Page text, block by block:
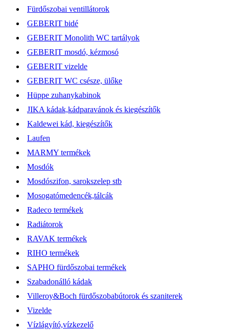
Fürdőszobai ventillátorok
GEBERIT bidé
GEBERIT Monolith WC tartályok
GEBERIT mosdó, kézmosó
GEBERIT vizelde
GEBERIT WC csésze, ülőke
Hüppe zuhanykabinok
JIKA kádak,kádparavánok és kiegészítők
Kaldewei kád, kiegészítők
Laufen
MARMY termékek
Mosdók
Mosdószifon, sarokszelep stb
Mosogatómedencék,tálcák
Radeco termékek
Radiátorok
RAVAK termékek
RIHO termékek
SAPHO fürdőszobai termékek
Szabadonálló kádak
Villeroy&Boch fürdőszobabútorok és szaniterek
Vizelde
Vízlágyító,vízkezelő